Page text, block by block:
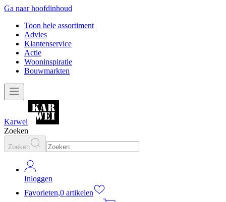
Ga naar hoofdinhoud
Toon hele assortiment
Advies
Klantenservice
Actie
Wooninspiratie
Bouwmarkten
Karwei
Zoeken
Zoeken
Inloggen
Favorieten,0 artikelen